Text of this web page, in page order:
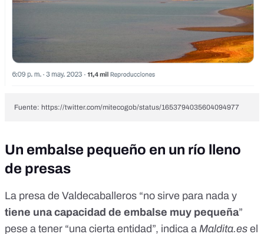
Fuente: https://twitter.com/mitecogob/status/1653794035604094977
Un embalse pequeño en un río lleno
de presas
La presa de Valdecaballeros “no sirve para nada y
tiene una capacidad de embalse muy pequeña”
pese a tener “una cierta entidad”, indica a Maldita.es el